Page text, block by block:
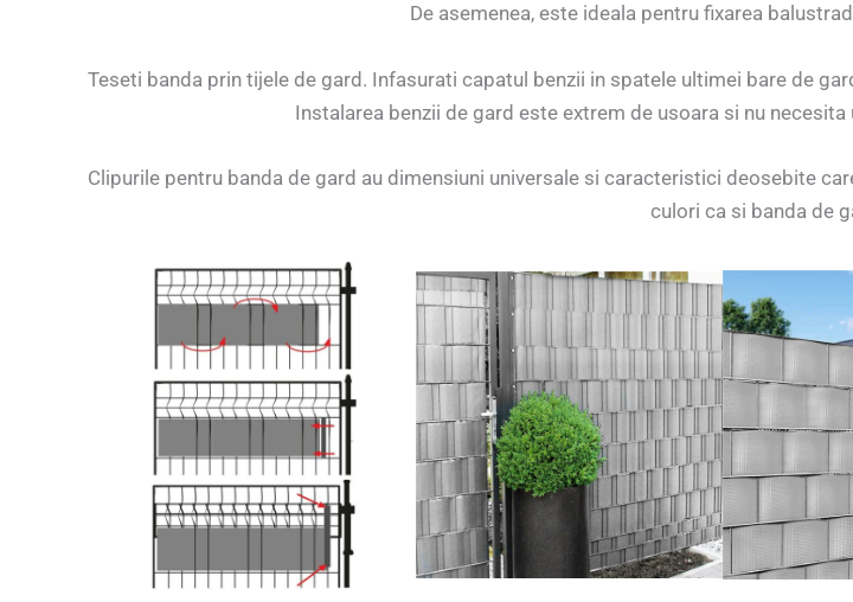
De asemenea, este ideala pentru fixarea
Teseti banda prin tijele de gard. Infasurati capatul benzii in spatele ultimei bare de
Instalarea benzii de gard este extrem de usoara si nu
Clipurile pentru banda de gard au dimensiuni universale si caracteristici deosebite
culori ca si banda de